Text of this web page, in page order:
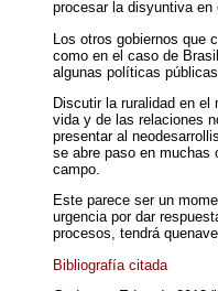
procesar la disyuntiva
Los otros gobiernos que
como en el caso de
algunas políticas
Discutir la ruralidad en
vida y de las relaciones
presentar al
se abre paso en muchas
campo.
Este parece ser un
urgencia por dar
procesos, tendrá
Bibliografía citada